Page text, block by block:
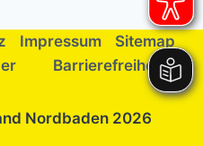
Impressum
Sitemap
Barrierefreiheit
Nordbaden 2026